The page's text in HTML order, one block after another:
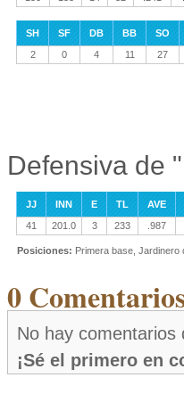
SH SF DB BB
SO
2
0 4 11 27
Defensiva de
JJ INN E TL
AVE
41
201.0 3 233 .987
Posiciones: Primera base, Jardinero
0
No hay comentarios
¡Sé el primero en